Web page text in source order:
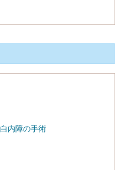
内障の手術